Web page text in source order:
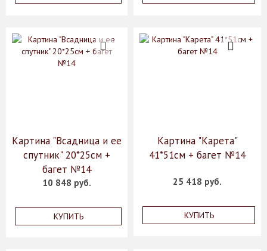
Картина "Всадница и ее
спутник" 20*25см +
багет №14
10 848 руб.
КУПИТЬ
Картина "Карета"
41*51см + багет №14
25 418 руб.
КУПИТЬ